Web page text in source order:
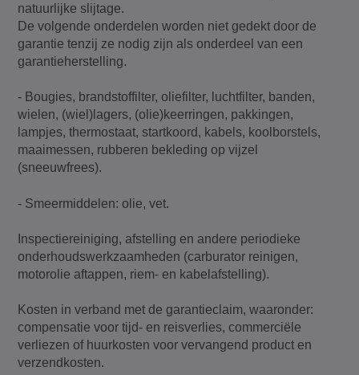
natuurlijke slijtage.
De volgende onderdelen worden niet gedekt door de
garantie tenzij ze nodig zijn als onderdeel van een
garantieherstelling.
- Bougies, brandstoffilter, oliefilter, luchtfilter, banden,
wielen, (wiel)lagers, (olie)keerringen, pakkingen,
lampjes, thermostaat, startkoord, kabels, koolborstels,
maaimessen, rubberen bekleding op vijzel
(sneeuwfrees).
- Smeermiddelen: olie, vet.
Inspectiereiniging, afstelling en andere periodieke
onderhoudswerkzaamheden (carburator reinigen,
motorolie aftappen, riem- en kabelafstelling).
Kosten in verband met de garantieclaim, waaronder:
compensatie voor tijd- en reisverlies, commerciële
verliezen of huurkosten voor vervangend product en
verzendkosten.